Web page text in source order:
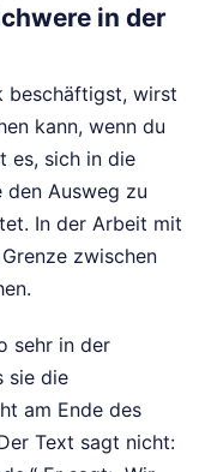
in der
beschäftigst, wirst
kann, wenn du
es, sich in die
den Ausweg zu
In der Arbeit mit
zwischen
sehr in der
sie die
am Ende des
Text sagt nicht: